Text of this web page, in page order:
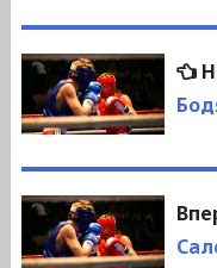
Навигация
по
записям